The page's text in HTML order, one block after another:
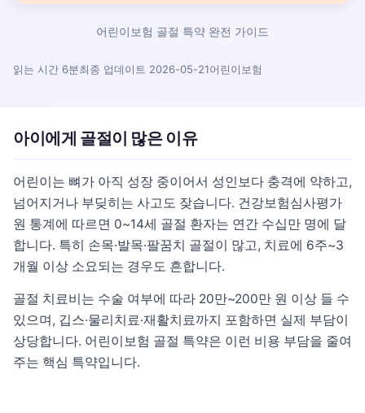
어린이보험 골절 특약 완전 가이드
읽는 시간 6분최종 업데이트 2026-05-21어린이보험
아이에게 골절이 많은 이유
어린이는 뼈가 아직 성장 중이어서 성인보다 충격에 약하고,
넘어지거나 부딪히는 사고도 잦습니다. 건강보험심사평가
원 통계에 따르면 0~14세 골절 환자는 연간 수십만 명에 달
합니다. 특히 손목·발목·팔꿈치 골절이 많고, 치료에 6주~3
개월 이상 소요되는 경우도 흔합니다.
골절 치료비는 수술 여부에 따라 20만~200만 원 이상 들 수
있으며, 깁스·물리치료·재활치료까지 포함하면 실제 부담이
상당합니다. 어린이보험 골절 특약은 이런 비용 부담을 줄여
주는 핵심 특약입니다.